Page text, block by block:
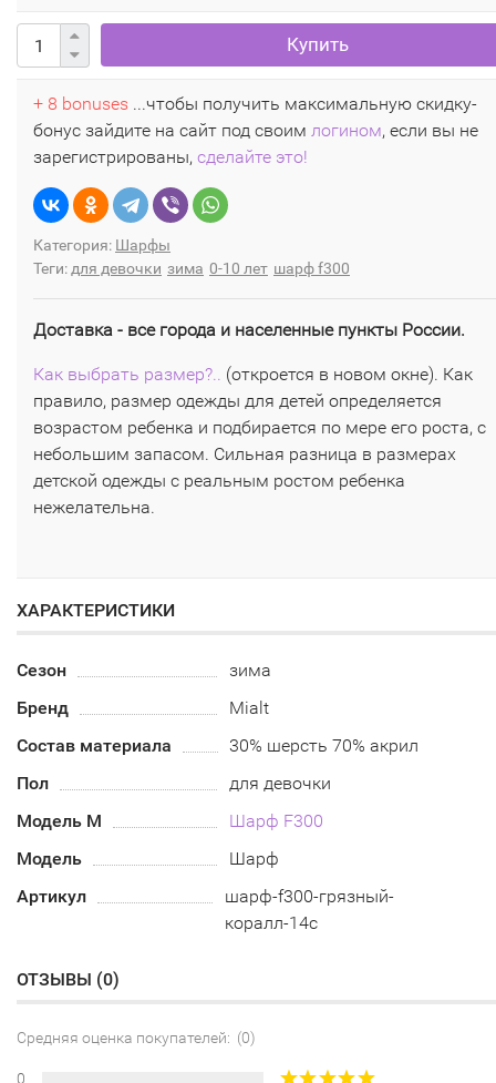
Купить
+ 8 bonuses ...чтобы получить максимальную скидку-
бонус зайдите на сайт под своим логином, если вы не
зарегистрированы, сделайте это!
Категория: Шарфы
Теги: для девочки зима 0-10 лет шарф f300
Доставка - все города и населенные пункты России.
Как выбрать размер?.. (откроется в новом окне). Как
правило, размер одежды для детей определяется
возрастом ребенка и подбирается по мере его роста, с
небольшим запасом. Сильная разница в размерах
детской одежды с реальным ростом ребенка
нежелательна.
ХАРАКТЕРИСТИКИ
Сезон
зима
Бренд
Mialt
Состав материала
30% шерсть 70% акрил
Пол
для девочки
Модель М
Шарф F300
Модель
Шарф
Артикул
шарф-f300-грязный-
коралл-14с
ОТЗЫВЫ (0)
Средняя оценка покупателей: (0)
0